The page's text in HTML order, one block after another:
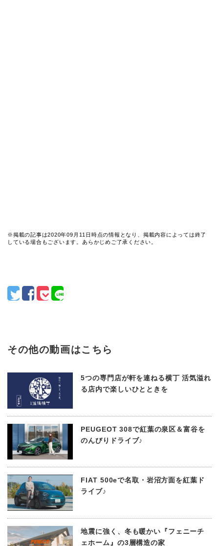
※掲載の記事は2020年09月11日時点の情報となり、掲載内容によっては終了
している場合もございます。あらかじめご了承ください。
その他の動画はこちら
5つの専門店が軒を連ねる横丁 活気溢れ
る店内で楽しいひとときを
PEUGEOT 308で紅葉の泉区＆富谷を
のんびりドライブ♪
FIAT 500eで名取・岩沼方面を紅葉ド
ライブ♪
地震に強く、冬も暖かい『フェニーチ
ェホーム』の3層構造の家